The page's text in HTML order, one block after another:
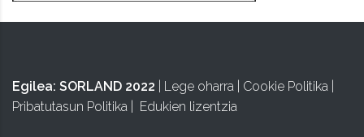
Egilea: SORLAND 2022 Lege oharra Cookie Politika
Pribatutasun Politika
Edukien lizentzia